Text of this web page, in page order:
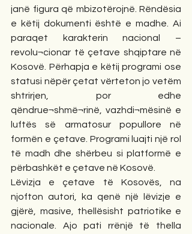
janë figura që mbizotërojnë. Rëndësia
e këtij dokumenti është e madhe. Ai
paraqet karakterin nacional –
revolu¬cionar të çetave shqiptare në
Kosovë. Përhapja e këtij programi ose
statusi nëpër çetat vërteton jo vetëm
shtrirjen, por edhe
qëndrue¬shmë¬rinë, vazhdi¬mësinë e
luftës së armatosur popullore në
formën e çetave. Programi luajti një rol
të madh dhe shërbeu si platformë e
përbashkët e çetave në Kosovë.
Lëvizja e çetave të Kosovës, na
njofton autori, ka qenë një lëvizje e
gjërë, masive, thellësisht patriotike e
nacionale. Ajo pati rrënjë të thella